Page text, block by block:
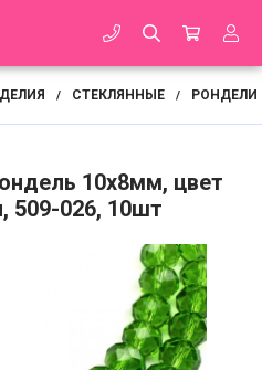
/ СТЕКЛЯННЫЕ / РОНДЕЛИ
10х8мм, цвет
509-026, 10шт